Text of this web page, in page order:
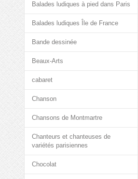
Balades ludiques à pied dans Paris
Balades ludiques Île de France
Bande dessinée
Beaux-Arts
cabaret
Chanson
Chansons de Montmartre
Chanteurs et chanteuses de
variétés parisiennes
Chocolat